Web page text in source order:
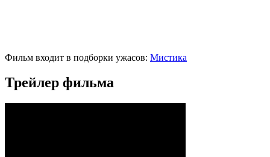
Фильм входит в подборки ужасов: Мистика
Трейлер фильма